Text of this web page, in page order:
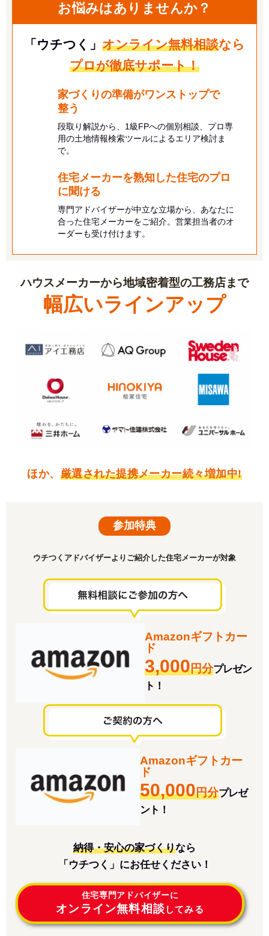
お悩みはありませんか？
「ウチつく」 オンライン無料相談なら
プロが徹底サポート！
家づくりの準備がワンストップで
整う
段取り解説から、1級FPへの個別相談、プロ専
用の土地情報検索ツールによるエリア検討ま
で。
住宅メーカーを熟知した住宅のプロ
に聞ける
専門アドバイザーが中立な立場から、あなたに
合った住宅メーカーをご紹介。営業担当者のオ
ーダーも受け付けます。
ハウスメーカーから地域密着型の工務店まで
幅広いラインアップ
ほか、 厳選された提携メーカー続々増加中!
参加特典
ウチつくアドバイザーよりご紹介した住宅メーカーが対象
Amazonギフトカー
ド
3,000円分プレゼン
ト！
Amazonギフトカー
ド
50,000円分プレゼ
ント！
納得・安心の家づくりなら
「ウチつく」にお任せください！
住宅専門アドバイザーに
オンライン無料相談 してみる